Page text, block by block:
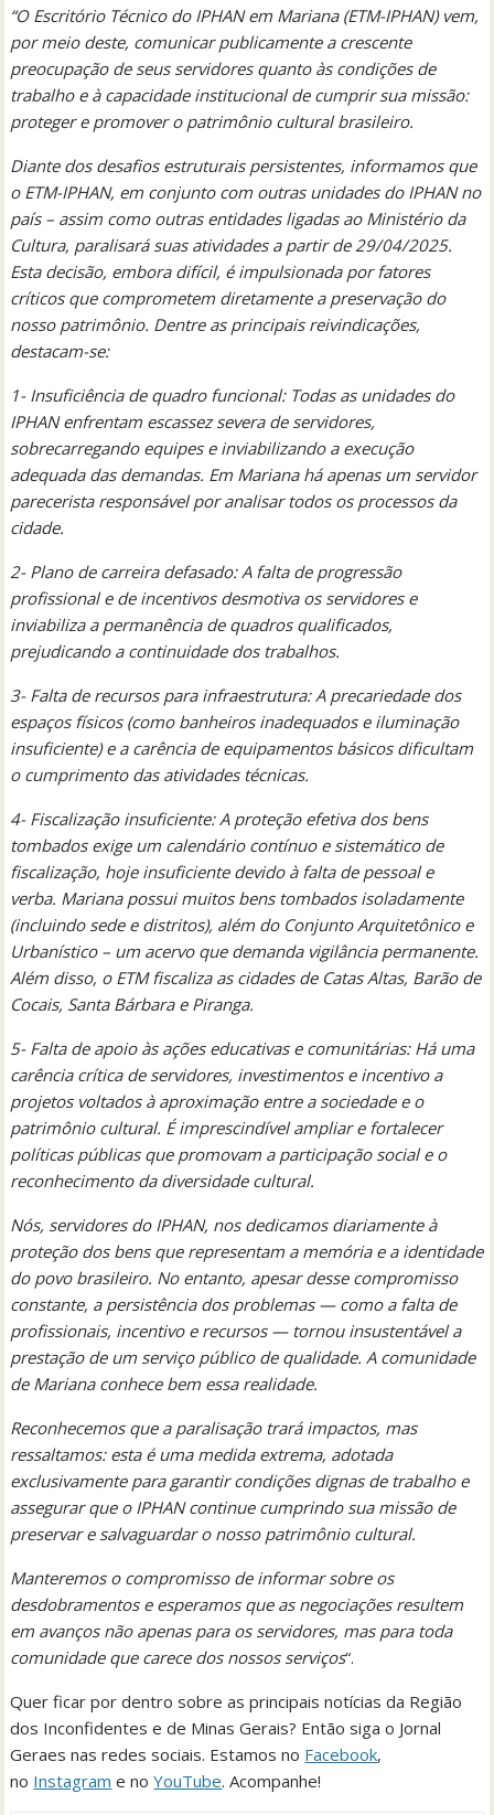
“O Escritório Técnico do IPHAN em Mariana (ETM-IPHAN) vem,
por meio deste, comunicar publicamente a crescente
preocupação de seus servidores quanto às condições de
trabalho e à capacidade institucional de cumprir sua missão:
proteger e promover o patrimônio cultural brasileiro.
Diante dos desafios estruturais persistentes, informamos que
o ETM-IPHAN, em conjunto com outras unidades do IPHAN no
país – assim como outras entidades ligadas ao Ministério da
Cultura, paralisará suas atividades a partir de 29/04/2025.
Esta decisão, embora difícil, é impulsionada por fatores
críticos que comprometem diretamente a preservação do
nosso patrimônio. Dentre as principais reivindicações,
destacam-se:
1- Insuficiência de quadro funcional: Todas as unidades do
IPHAN enfrentam escassez severa de servidores,
sobrecarregando equipes e inviabilizando a execução
adequada das demandas. Em Mariana há apenas um servidor
parecerista responsável por analisar todos os processos da
cidade.
2- Plano de carreira defasado: A falta de progressão
profissional e de incentivos desmotiva os servidores e
inviabiliza a permanência de quadros qualificados,
prejudicando a continuidade dos trabalhos.
3- Falta de recursos para infraestrutura: A precariedade dos
espaços físicos (como banheiros inadequados e iluminação
insuficiente) e a carência de equipamentos básicos dificultam
o cumprimento das atividades técnicas.
4- Fiscalização insuficiente: A proteção efetiva dos bens
tombados exige um calendário contínuo e sistemático de
fiscalização, hoje insuficiente devido à falta de pessoal e
verba. Mariana possui muitos bens tombados isoladamente
(incluindo sede e distritos), além do Conjunto Arquitetônico e
Urbanístico – um acervo que demanda vigilância permanente.
Além disso, o ETM fiscaliza as cidades de Catas Altas, Barão de
Cocais, Santa Bárbara e Piranga.
5- Falta de apoio às ações educativas e comunitárias: Há uma
carência crítica de servidores, investimentos e incentivo a
projetos voltados à aproximação entre a sociedade e o
patrimônio cultural. É imprescindível ampliar e fortalecer
políticas públicas que promovam a participação social e o
reconhecimento da diversidade cultural.
Nós, servidores do IPHAN, nos dedicamos diariamente à
proteção dos bens que representam a memória e a identidade
do povo brasileiro. No entanto, apesar desse compromisso
constante, a persistência dos problemas — como a falta de
profissionais, incentivo e recursos — tornou insustentável a
prestação de um serviço público de qualidade. A comunidade
de Mariana conhece bem essa realidade.
Reconhecemos que a paralisação trará impactos, mas
ressaltamos: esta é uma medida extrema, adotada
exclusivamente para garantir condições dignas de trabalho e
assegurar que o IPHAN continue cumprindo sua missão de
preservar e salvaguardar o nosso patrimônio cultural.
Manteremos o compromisso de informar sobre os
desdobramentos e esperamos que as negociações resultem
em avanços não apenas para os servidores, mas para toda
comunidade que carece dos nossos serviços“.
Quer ficar por dentro sobre as principais notícias da Região
dos Inconfidentes e de Minas Gerais? Então siga o Jornal
Geraes nas redes sociais. Estamos no Facebook,
no Instagram e noYouTube. Acompanhe!